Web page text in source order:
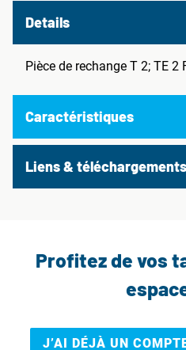
Details
Pièce de rechange T 2; TE 2
Caractéristiques
Liens & téléchargements
Profitez de vos
J’AI DÉJÀ UN